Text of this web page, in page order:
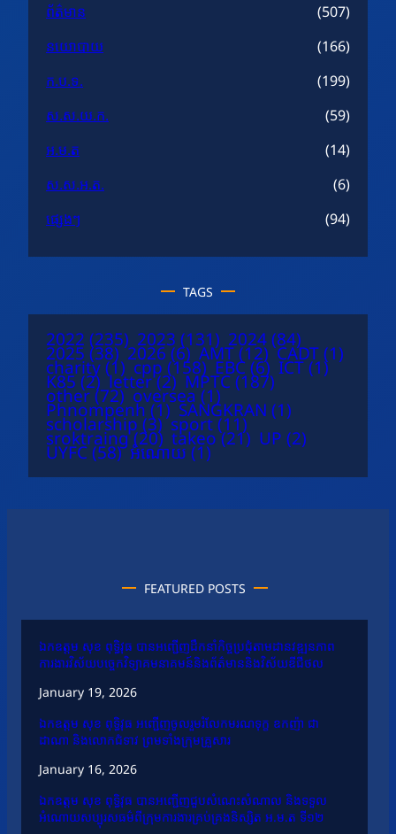
ព័ត៌មាន
(507)
នយោបាយ
(166)
ក.ប.ទ.
(199)
ស.ស.យ.ក.
(59)
អ.ម.ត
(14)
ស.ស.អ.ត.
(6)
ផ្សេងៗ
(94)
TAGS
2022 (235) 2023 (131) 2024 (84)
2025 (38) 2026 (6) AMT (12) CADT (1)
charity (1) cpp (158) EBC (6) ICT (1)
K85 (2) letter (2) MPTC (187)
other (72) oversea (1)
Phnompenh (1) SANGKRAN (1)
scholarship (3) sport (11)
sroktraing (20) takeo (21) UP (2)
UYFC (58) អំណោយ (1)
FEATURED POSTS
ឯកឧត្តម សុខ ពុទ្ធិវុធ បានអញ្ជើញដឹកនាំកិច្ចប្រជុំតាមដានវឌ្ឍនភាព
ការងារវិស័យបច្ចេកវិទ្យាគមនាគមន៍និងព័ត៌មាននិងវិស័យឌីជីថល
January 19, 2026
ឯកឧត្តម សុខ ពុទ្ធិវុធ អញ្ជើញចូលរួមរំលែកមរណទុក្ខ ឧកញ៉ា ជា
ដាណា និងលោកជំទាវ ព្រមទាំងក្រុមគ្រួសារ
January 16, 2026
ឯកឧត្តម សុខ ពុទ្ធិវុធ បានអញ្ជើញជួបសំណេះសំណាល និងទទួល
អំណោយសប្បុរសធម៌ពីក្រុមការងារគ្រប់គ្រងនិស្សិត អ.ម.ត ទី១២